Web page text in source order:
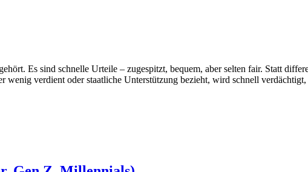
Es sind schnelle Urteile – zugespitzt, bequem, aber selten fair. Statt
wenig verdient oder staatliche Unterstützung bezieht, wird schnell